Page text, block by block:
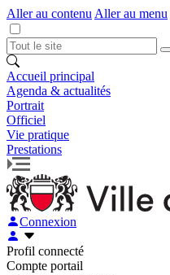
Aller au contenu Aller au menu
Accueil principal
Agenda & actualités
Portrait
Officiel
Vie pratique
Prestations
Connexion
Profil connecté
Compte portail